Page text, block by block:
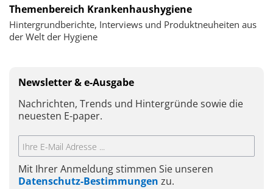
Themenbereich Krankenhaushygiene
Hintergrundberichte, Interviews und Produktneuheiten aus
der Welt der Hygiene
Newsletter & e-Ausgabe
Nachrichten, Trends und Hintergründe sowie die
neuesten E-paper.
Mit Ihrer Anmeldung stimmen Sie unseren
Datenschutz-Bestimmungen zu.